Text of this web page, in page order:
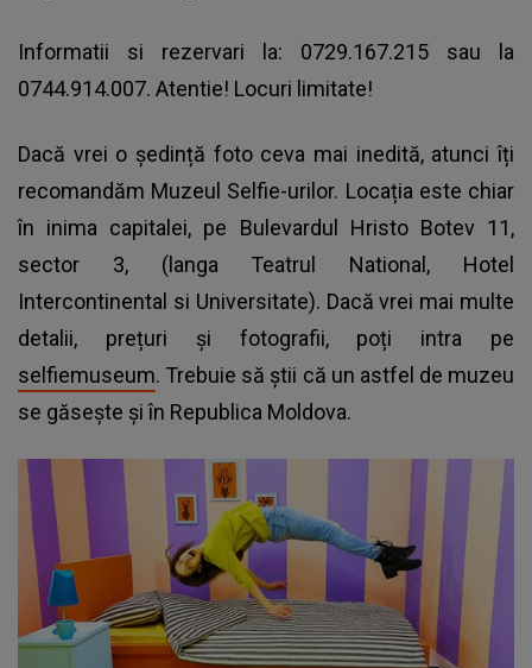
Informatii si rezervari la: 0729.167.215 sau la
0744.914.007. Atentie! Locuri limitate!
Dacă vrei o ședință foto ceva mai inedită, atunci îți
recomandăm Muzeul Selfie-urilor. Locația este chiar
în inima capitalei, pe Bulevardul Hristo Botev 11,
sector 3, (langa Teatrul National, Hotel
Intercontinental si Universitate). Dacă vrei mai multe
detalii, prețuri și fotografii, poți intra pe
selfiemuseum. Trebuie să știi că un astfel de muzeu
se găsește și în Republica Moldova.